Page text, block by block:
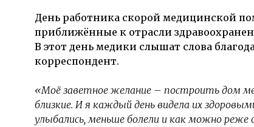
День работника скорой медицинской
приближённые к отрасли
В этот день медики слышат слова
корреспондент.
«Моё заветное желание – построить дом
близкие. И я каждый день видела их
улыбались, меньше болели и как можно